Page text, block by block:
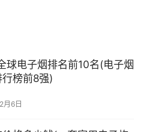
球电子烟排名前10名(电子烟
行榜前8强)
月6日